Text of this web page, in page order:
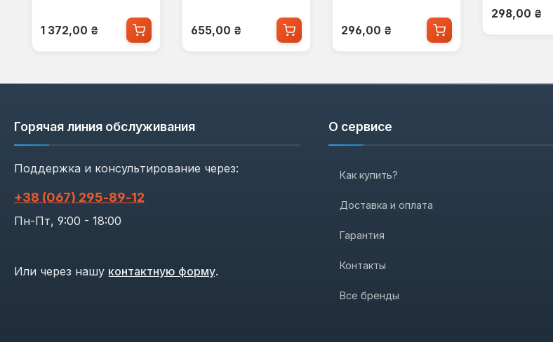
Обычная цена:
1 372,00 ₴ Обычная цена:
655,00 ₴ Обычная цена:
296,00 ₴
Обычная
298,00 ₴
Горячая линия обслуживания
Поддержка и консультирование через:
+38 (067) 295‑89‑12
Пн-Пт, 9:00 - 18:00
Или через нашу контактную форму.
О сервисе
Как купить?
Доставка и оплата
Гарантия
Контакты
Все бренды